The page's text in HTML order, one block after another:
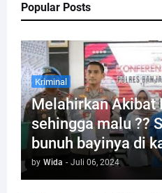
Popular Posts
Kriminal
Melahirkan Akibat
sehingga malu ??
bunuh bayinya di
by Wida - Juli 06, 2024